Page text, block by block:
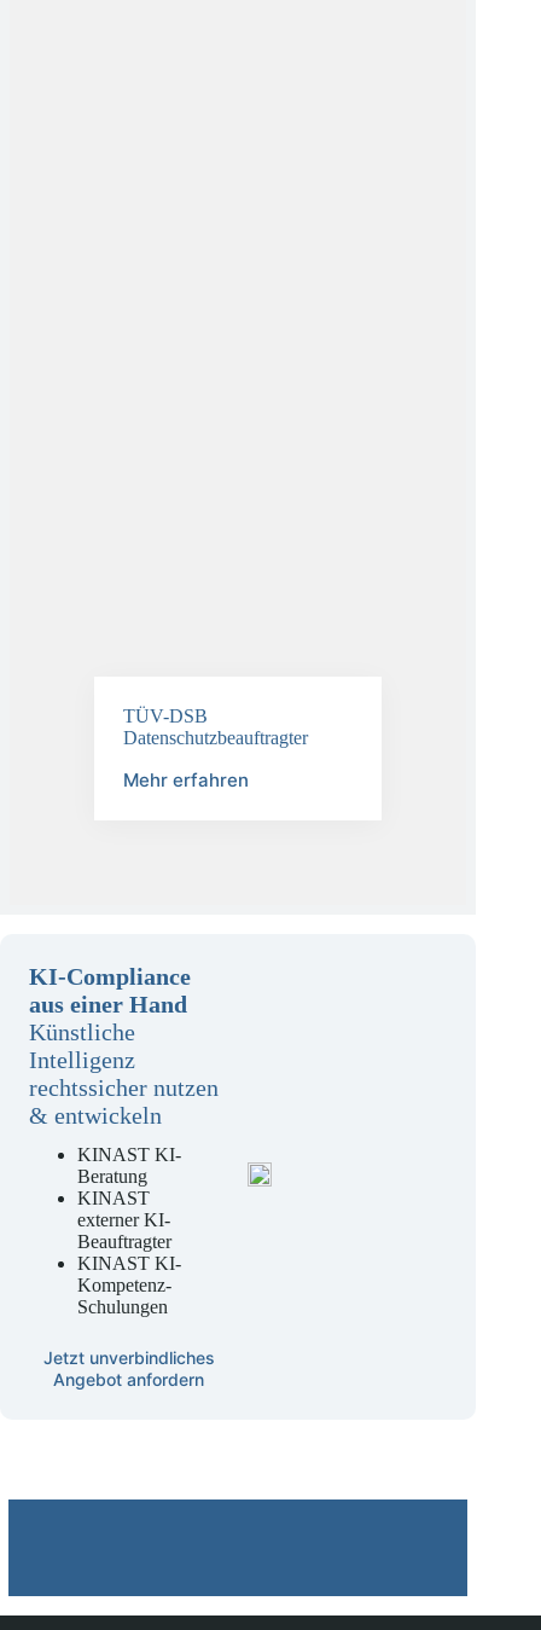
TÜV-DSB
Datenschutzbeauftragter
Mehr erfahren
KI-Compliance
aus einer Hand
Künstliche
Intelligenz
rechtssicher nutzen
& entwickeln
KINAST KI-
Beratung
KINAST
externer KI-
Beauftragter
KINAST KI-
Kompetenz-
Schulungen
Jetzt unverbindliches
Angebot anfordern